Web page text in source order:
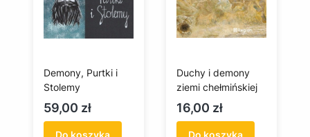
Demony, Purtki i
Stolemy
Cena
59,00 zł
Do koszyka
Duchy i demony
ziemi chełmińskiej
Cena
16,00 zł
Do koszyka